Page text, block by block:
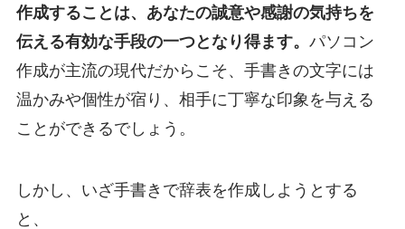
作成することは、あなたの誠意や感謝の気持ちを
伝える有効な手段の一つとなり得ます。 パソコン
作成が主流の現代だからこそ、手書きの文字には
温かみや個性が宿り、相手に丁寧な印象を与える
ことができるでしょう。
しかし、いざ手書きで辞表を作成しようとする
と、